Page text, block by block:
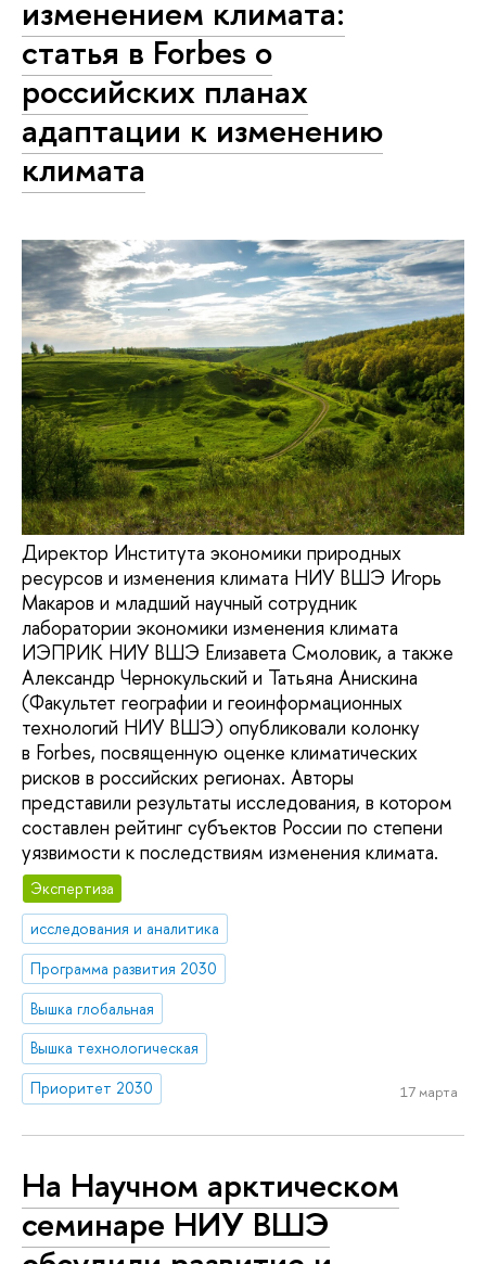
изменением климата:
статья в Forbes о
российских планах
адаптации к изменению
климата
Директор Института экономики природных
ресурсов и изменения климата НИУ ВШЭ Игорь
Макаров и младший научный сотрудник
лаборатории экономики изменения климата
ИЭПРИК НИУ ВШЭ Елизавета Смоловик, а также
Александр Чернокульский и Татьяна Анискина
(Факультет географии и геоинформационных
технологий НИУ ВШЭ) опубликовали колонку
в Forbes, посвященную оценке климатических
рисков в российских регионах. Авторы
представили результаты исследования, в котором
составлен рейтинг субъектов России по степени
уязвимости к последствиям изменения климата.
Экспертиза
исследования и аналитика
Программа развития 2030
Вышка глобальная
Вышка технологическая
Приоритет 2030
17 марта
На Научном арктическом
семинаре НИУ ВШЭ